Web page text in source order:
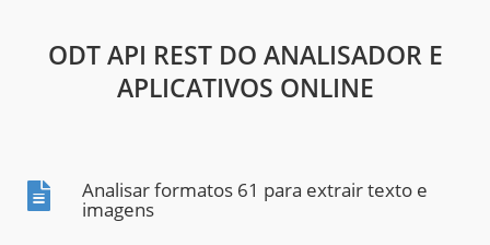
ODT API REST DO ANALISADOR E
APLICATIVOS ONLINE
Analisar formatos 61 para extrair texto e
imagens